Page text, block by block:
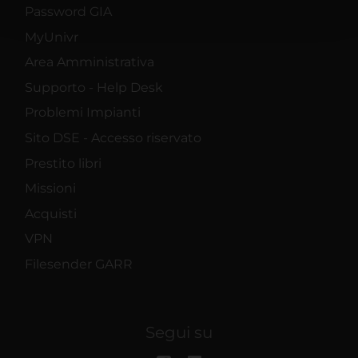
pubblicità e social media, i quali potrebbero combinarle
raccolto dal tuo utilizzo dei loro servizi.
Password GIA
MyUnivr
Area Amministrativa
Supporto - Help Desk
Problemi Impianti
Sito DSE - Accesso riservato
Prestito libri
Missioni
Acquisti
VPN
Filesender GARR
Segui su